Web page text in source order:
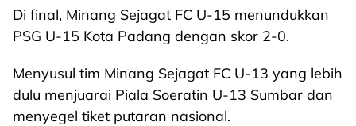
Di final, Minang Sejagat FC U-15 menundukkan
PSG U-15 Kota Padang dengan skor 2-0.
Menyusul tim Minang Sejagat FC U-13 yang lebih
dulu menjuarai Piala Soeratin U-13 Sumbar dan
menyegel tiket putaran nasional.